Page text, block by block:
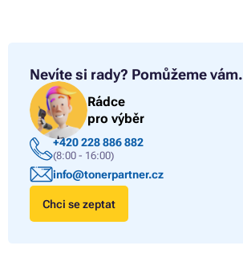
Nevíte si rady? Pomůžeme vám.
Rádce
pro výběr
+420 228 886 882
(8:00 - 16:00)
info@tonerpartner.cz
Chci se zeptat